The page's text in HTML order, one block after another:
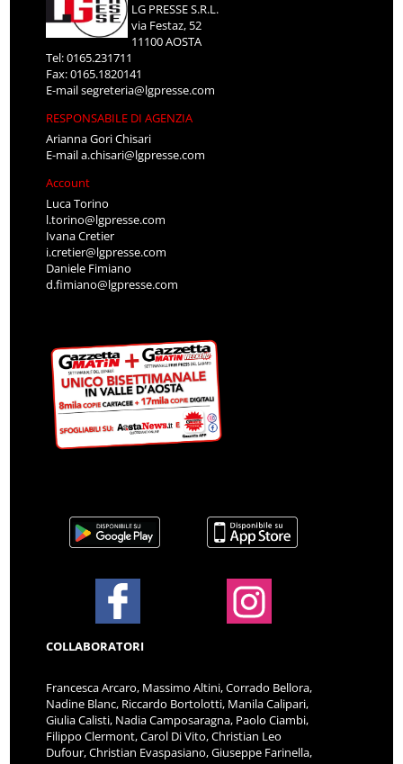
LG PRESSE S.R.L.
via Festaz, 52
11100 AOSTA
Tel: 0165.231711
Fax: 0165.1820141
E-mailsegreteria@lgpresse.com
RESPONSABILE DI AGENZIA
Arianna Gori Chisari
E-maila.chisari@lgpresse.com
Account
Luca Torino
l.torino@lgpresse.com
Ivana Cretier
i.cretier@lgpresse.com
Daniele Fimiano
d.fimiano@lgpresse.com
COLLABORATORI
Francesca Arcaro, Massimo Altini, Corrado Bellora,
Nadine Blanc, Riccardo Bortolotti, Manila Calipari,
Giulia Calisti, Nadia Camposaragna, Paolo Ciambi,
Filippo Clermont, Carol Di Vito, Christian Leo
Dufour, Christian Evaspasiano, Giuseppe Farinella,